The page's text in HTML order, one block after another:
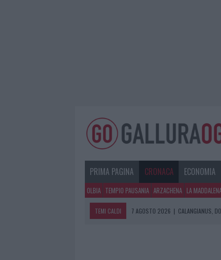
PRIMA PAGINA CRONACA ECONOMIA
OLBIA TEMPIO PAUSANIA ARZACHENA LA
TEMI CALDI 7 AGOSTO 2026 | CALANGIANUS,